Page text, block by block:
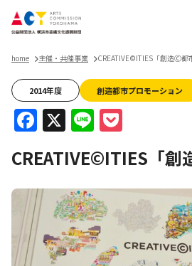
home 主催・共催事業 CREATIVE©ITIES「創造Ⓒ都
2014年度 創造都市プロモーション
Facebook
X Line
CREATIVE©ITIES「創